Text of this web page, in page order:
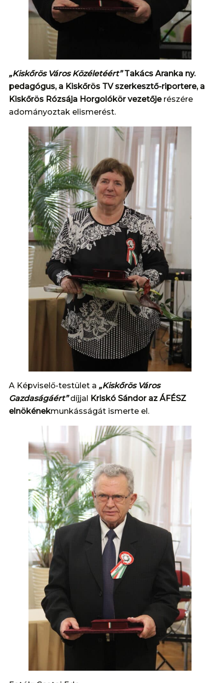
„Kiskőrös Város Közéletéért” Takács Aranka ny.
pedagógus, a Kiskőrös TV szerkesztő-riportere, a
Kiskőrös Rózsája Horgolókör vezetőjerészére
adományoztak elismerést.
A Képviselő-testület a „Kiskőrös Város
Gazdaságáért”díjjal Kriskó Sándor az ÁFÉSZ
elnökénekmunkásságát ismerte el.